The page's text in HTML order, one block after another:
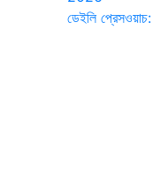
ডেইলি প্রেসওয়াচ: